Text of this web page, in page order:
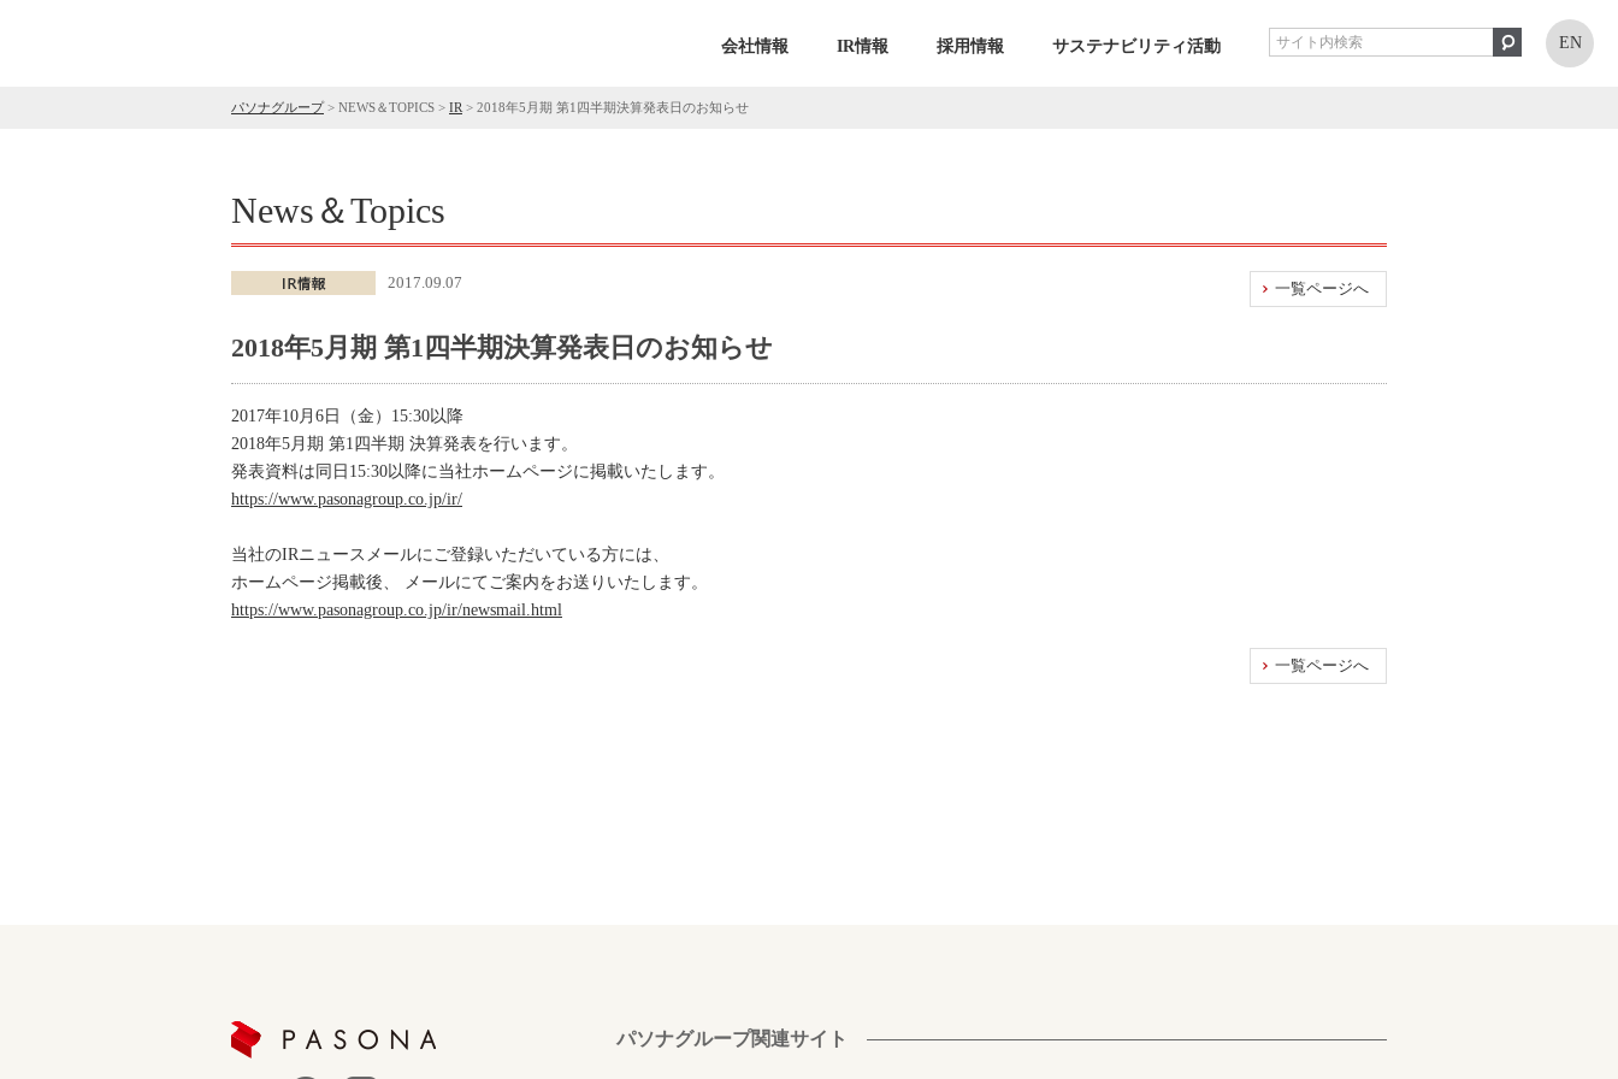
会社情報 IR情報 採用情報 サステナビリティ活動 EN
パソナグループ> NEWS＆TOPICS > IR > 2018年5月期 第1四半期決算発表日のお知らせ
News＆Topics
一覧ページへ
2017.09.07
2018年5月期 第1四半期決算発表日のお知らせ
2017年10月6日（金）15:30以降
2018年5月期 第1四半期 決算発表を行います。
発表資料は同日15:30以降に当社ホームページに掲載いたします。
https://www.pasonagroup.co.jp/ir/
当社のIRニュースメールにご登録いただいている方には、
ホームページ掲載後、 メールにてご案内をお送りいたします。
https://www.pasonagroup.co.jp/ir/newsmail.html
一覧ページへ
パソナグループ関連サイト